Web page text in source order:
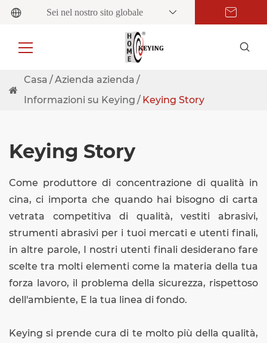
Sei nel nostro sito globale
Casa
Azienda azienda
Informazioni su Keying
Keying Story
Keying Story
Come produttore di concentrazione di qualità in
cina, ci importa che quando hai bisogno di carta
vetrata competitiva di qualità, vestiti abrasivi,
strumenti abrasivi per i tuoi mercati e utenti finali,
in altre parole, I nostri utenti finali desiderano fare
scelte tra molti elementi come la materia della tua
forza lavoro, il problema della sicurezza, rispettoso
dell'ambiente, E la tua linea di fondo.
Keying si prende cura di te molto più della qualità,